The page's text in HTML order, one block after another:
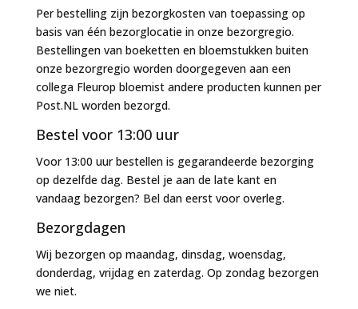
Per bestelling zijn bezorgkosten van toepassing op
basis van één bezorglocatie in onze bezorgregio.
Bestellingen van boeketten en bloemstukken buiten
onze bezorgregio worden doorgegeven aan een
collega Fleurop bloemist andere producten kunnen per
Post.NL worden bezorgd.
Bestel voor 13:00 uur
Voor 13:00 uur bestellen is gegarandeerde bezorging
op dezelfde dag. Bestel je aan de late kant en
vandaag bezorgen? Bel dan eerst voor overleg.
Bezorgdagen
Wij bezorgen op maandag, dinsdag, woensdag,
donderdag, vrijdag en zaterdag. Op zondag bezorgen
we niet.